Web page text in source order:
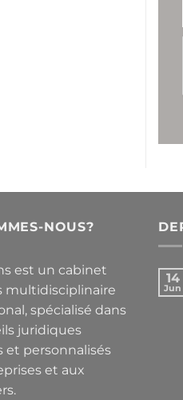
NOUS?
est un cabinet
multidisciplinaire
spécialisé dans
juridiques
et personnalisés
et aux
14
Jun